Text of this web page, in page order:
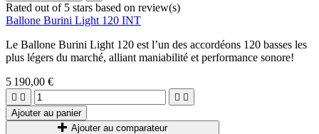
Rated out of 5 stars based on review(s)
Ballone Burini Light 120 INT
Le Ballone Burini Light 120 est l’un des accordéons 120 basses les
plus légers du marché, alliant maniabilité et performance sonore!
5 190,00 €
   
Ajouter au panier
Ajouter au comparateur